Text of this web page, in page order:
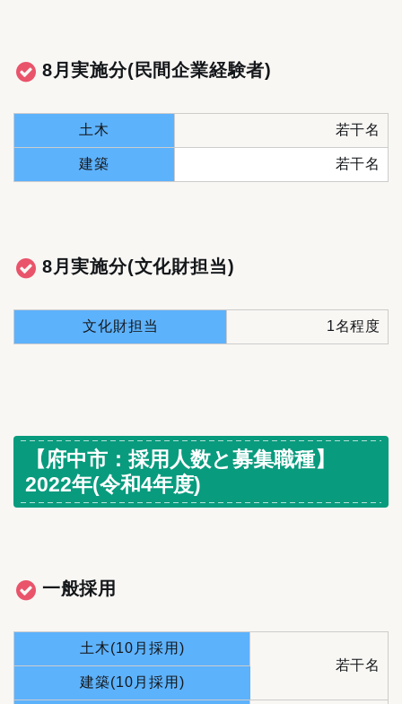
8月実施分(民間企業経験者)
土木 若干名
建築 若干名
8月実施分(文化財担当)
文化財担当 1名程度
【府中市：採用人数と募集職種】
2022年(令和4年度)
一般採用
土木(10月採用)
若干名
建築(10月採用)